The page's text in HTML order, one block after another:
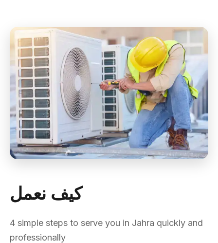
كيف نعمل
4 simple steps to serve you in Jahra quickly and
professionally